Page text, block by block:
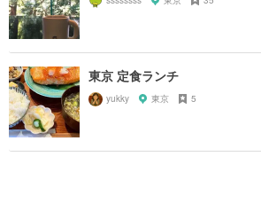
東京 定食ランチ
yukky 東京 5